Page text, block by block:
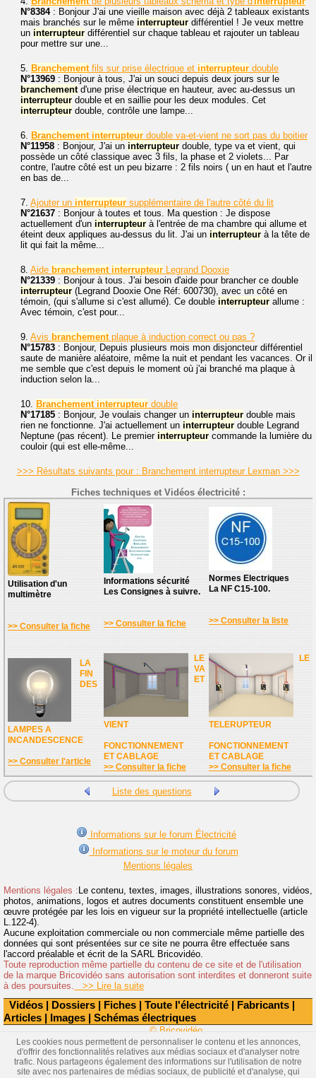
Vidéos | Dossiers | Fiches | Toute l'électricité | Fabricants |
Articles | Images | Schémas électriques
N°8384: Bonjour J'ai une vieille maison avec déjà 2 tableaux existants
mais branchés sur le même interrupteur différentiel ! Je veux mettre
un interrupteur différentiel sur chaque tableau et rajouter un tableau
pour mettre sur une...
5. Branchementfils sur prise électrique et interrupteur double
N°13969 : Bonjour à tous, J'ai un souci depuis deux jours sur le
branchementd'une prise électrique en hauteur, avec au-dessus un
interrupteur double et en saillie pour les deux modules. Cet
interrupteur double, contrôle une lampe...
6. Branchement interrupteur double va-et-vient ne sort pas du boitier
N°11958 : Bonjour, J'ai un interrupteur double, type va et vient, qui
possède un côté classique avec 3 fils, la phase et 2 violets... Par
contre, l'autre côté est un peu bizarre : 2 fils noirs ( un en haut et l'autre
en bas de...
7. Ajouter un interrupteur supplémentaire de l'autre côté du lit
N°21637 : Bonjour à toutes et tous. Ma question : Je dispose
actuellement d'un interrupteur à l'entrée de ma chambre qui allume et
éteint deux appliques au-dessus du lit. J'ai un interrupteur à la tête de
lit qui fait la même...
8. Aide branchement interrupteur Legrand Dooxie
N°21339 : Bonjour à tous. J'ai besoin d'aide pour brancher ce double
interrupteur (Legrand Dooxie One Réf: 600730), avec un côté en
témoin, (qui s'allume si c'est allumé). Ce double interrupteur allume :
Avec témoin, c'est pour...
9. Avis branchementplaque à induction correct ou pas ?
N°15783 : Bonjour, Depuis plusieurs mois mon disjoncteur différentiel
saute de manière aléatoire, même la nuit et pendant les vacances. Or il
me semble que c'est depuis le moment où j'ai branché ma plaque à
induction selon la...
10. Branchement interrupteur double
N°17185 : Bonjour, Je voulais changer un interrupteur double mais
rien ne fonctionne. J'ai actuellement un interrupteur double Legrand
Neptune (pas récent). Le premier interrupteur commande la lumière du
couloir (qui est elle-même...
>>> Résultats suivants pour : Branchement interrupteur Lexman >>>
Fiches techniques et Vidéos électricité :
Utilisation d'un
multimètre
>> Consulter la fiche
Informations sécurité
Les Consignes à suivre.
>> Consulter la fiche
Normes Electriques
La NF C15-100.
>> Consulter la liste
LA
FIN
DES
LAMPES A
INCANDESCENCE
>> Consulter l'article
LE
VA
ET
VIENT
FONCTIONNEMENT
ET CABLAGE
>> Consulter la fiche
LE
TELERUPTEUR
FONCTIONNEMENT
ET CABLAGE
>> Consulter la fiche
Liste des questions
Informations sur le forum Électricité
Informations sur le moteur du forum
Mentions légales
Mentions légales : Le contenu, textes, images, illustrations sonores, vidéos,
photos, animations, logos et autres documents constituent ensemble une
œuvre protégée par les lois en vigueur sur la propriété intellectuelle (article
L.122-4).
Aucune exploitation commerciale ou non commerciale même partielle des
données qui sont présentées sur ce site ne pourra être effectuée sans
l'accord préalable et écrit de la SARL Bricovidéo.
Toute reproduction même partielle du contenu de ce site et de l'utilisation
de la marque Bricovidéo sans autorisation sont interdites et donneront suite
à des poursuites. >> Lire la suite
© Bricovidéo
Les cookies nous permettent de personnaliser le contenu et les annonces,
d'offrir des fonctionnalités relatives aux médias sociaux et d'analyser notre
trafic. Nous partageons également des informations sur l'utilisation de notre
site avec nos partenaires de médias sociaux, de publicité et d'analyse, qui